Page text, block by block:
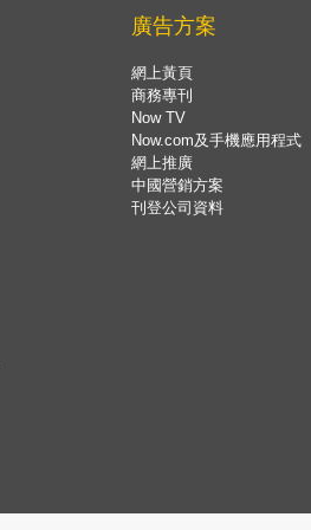
廣告方案
網上黃頁
商務專刊
Now TV
Now.com及手機應用程式
網上推廣
中國營銷方案
刊登公司資料